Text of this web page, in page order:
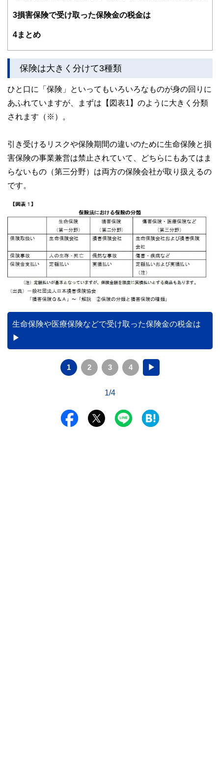
3損害保険で受け取った保険金の税金は
4まとめ
保険は大きく分けて3種類
ひと口に「保険」といってもいろいろなものが身の回りに
あふれていますが、まずは【図表1】のように大きく分類
されます（※）。
引き受けるリスクや保険期間の違いのために生命保険と損
害保険の事業兼営は禁止されていて、どちらにもあてはま
らないもの（第三分野）は両方の保険会社が取り扱えるの
です。
生命保険や医療保険などで受け取った保険金の税金は
1 2 3 4 ▶
1/4